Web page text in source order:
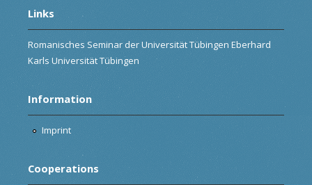
Links
Romanisches Seminar der Universität Tübingen Eberhard
Karls Universität Tübingen
Information
Imprint
Cooperations